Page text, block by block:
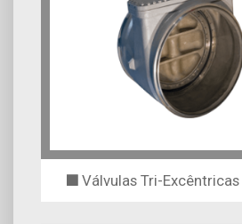
Válvulas Tri-